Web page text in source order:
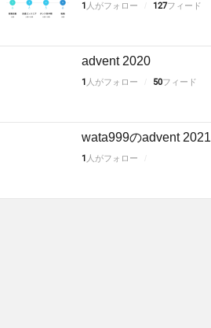
1 人がフォロー 127フィード
advent 2020
1 人がフォロー 50フィード
wata999のadvent 2021
1 人がフォロー